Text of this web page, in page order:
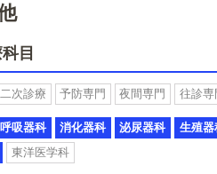
目
二次診療 予防専門 夜間専門 往診専
呼吸器科 消化器科 泌尿器科 生殖器
東洋医学科